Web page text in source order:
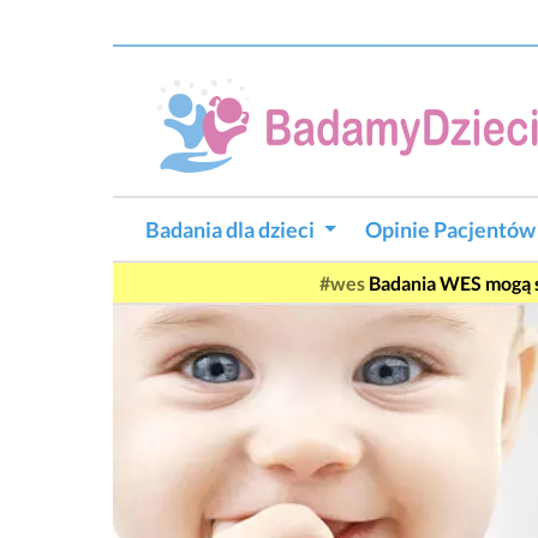
Badania dla dzieci Opinie
#wes Badania WES